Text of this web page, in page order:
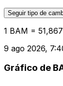
Seguir tipo de
1 BAM =
9 ago 2026,
Gráfico de